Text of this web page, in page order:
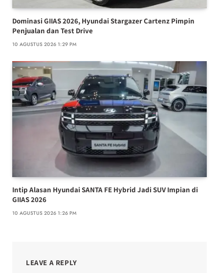
Dominasi GIIAS 2026, Hyundai Stargazer Cartenz Pimpin
Penjualan dan Test Drive
10 AGUSTUS 2026 1:29 PM
Intip Alasan Hyundai SANTA FE Hybrid Jadi SUV Impian di
GIIAS 2026
10 AGUSTUS 2026 1:26 PM
LEAVE A REPLY